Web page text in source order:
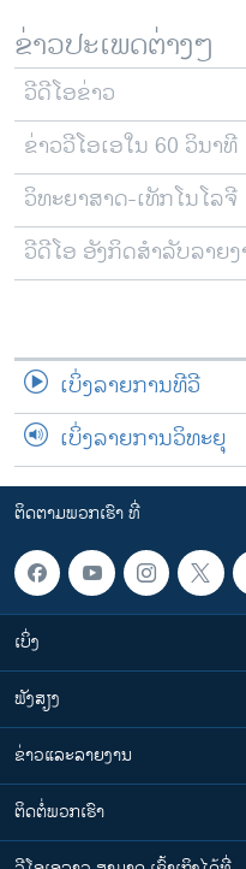
ລາຍການກະຈາຍສຽງ
ລາຍງານ
ຕິດຕາມພວກເຮົາ ທີ່
ພາສາຕ່າງໆ
ຂ່າວປະເພດຕ່າງໆ
ວີດີໂອຂ່າວ
ຂ່າວວີໂອເອໃນ 60 ວິນາທີ
ວິທະຍາສາດ-ເທັກໂນໂລຈີ
ວີດີໂອ ອັງກິດສຳລັບລາຍງ
ເບິ່ງລາຍການທີວີ
ເບິ່ງລາຍການວິທະຍຸ
ຕິດຕາມພວກເຮົາ ທີ່
ເບິ່ງ
ຟັງສຽງ
ຂ່າວແລະລາຍງານ
ຕິດຕໍ່ພວກເຮົາ